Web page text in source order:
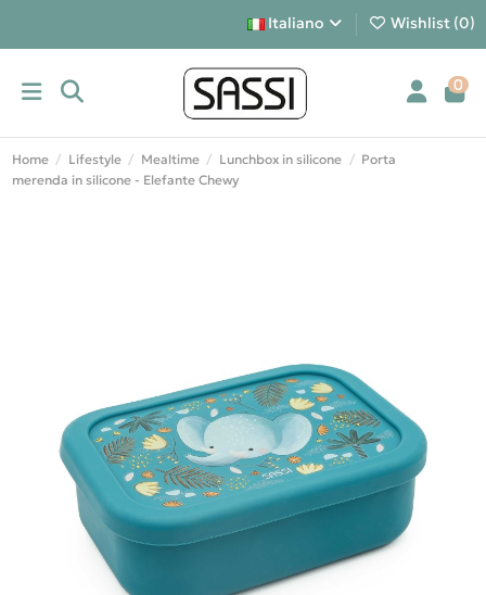
Italiano Wishlist (0)
0
Home Lifestyle Mealtime Lunchbox in silicone
Porta
merenda in silicone - Elefante Chewy